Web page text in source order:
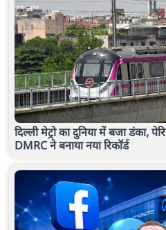
दिल्ली मेट्रो का दुनिया में बजा डंका,
DMRC ने बनाया नया रिकॉर्ड